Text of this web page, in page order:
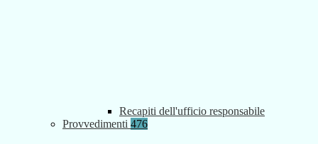
Recapiti dell'ufficio responsabile
Provvedimenti 476